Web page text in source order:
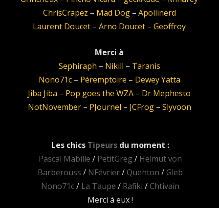
ChrisCrapez – Mad Dog– Apollinerd
Laurent Doucet –Arno Doucet –Geoffroy
Merci à
Sephiraph – Nikill – Taranis
Nono71c– Péremptoire – Dewey Yatta
Jiba Jiba – Pop goes the WZA – Dr Mephesto
NotNovember– PJournel – JCFrog– Slyvoon
Les chics Tipeurs du moment :
Pascal Mabille / PetitGreg / Helmut von
Barberouss / NFévrier/Quenton / Gleb
Nono71c/ La Taupe / Rafiki / Chtivain
Merci à eux !